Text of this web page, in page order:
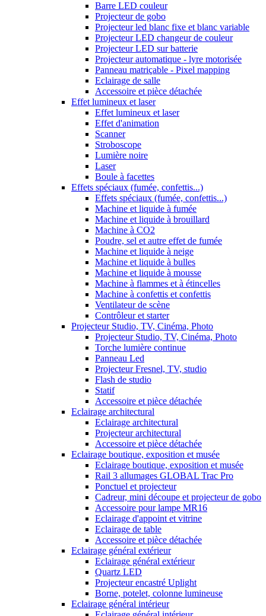
Barre LED couleur
Projecteur de gobo
Projecteur led blanc fixe et blanc variable
Projecteur LED changeur de couleur
Projecteur LED sur batterie
Projecteur automatique - lyre motorisée
Panneau matriçable - Pixel mapping
Eclairage de salle
Accessoire et pièce détachée
Effet lumineux et laser
Effet lumineux et laser
Effet d'animation
Scanner
Stroboscope
Lumière noire
Laser
Boule à facettes
Effets spéciaux (fumée, confettis...)
Effets spéciaux (fumée, confettis...)
Machine et liquide à fumée
Machine et liquide à brouillard
Machine à CO2
Poudre, sel et autre effet de fumée
Machine et liquide à neige
Machine et liquide à bulles
Machine et liquide à mousse
Machine à flammes et à étincelles
Machine à confettis et confettis
Ventilateur de scène
Contrôleur et starter
Projecteur Studio, TV, Cinéma, Photo
Projecteur Studio, TV, Cinéma, Photo
Torche lumière continue
Panneau Led
Projecteur Fresnel, TV, studio
Flash de studio
Statif
Accessoire et pièce détachée
Eclairage architectural
Eclairage architectural
Projecteur architectural
Accessoire et pièce détachée
Eclairage boutique, exposition et musée
Eclairage boutique, exposition et musée
Rail 3 allumages GLOBAL Trac Pro
Ponctuel et projecteur
Cadreur, mini découpe et projecteur de gobo
Accessoire pour lampe MR16
Eclairage d'appoint et vitrine
Eclairage de table
Accessoire et pièce détachée
Eclairage général extérieur
Eclairage général extérieur
Quartz LED
Projecteur encastré Uplight
Borne, potelet, colonne lumineuse
Eclairage général intérieur